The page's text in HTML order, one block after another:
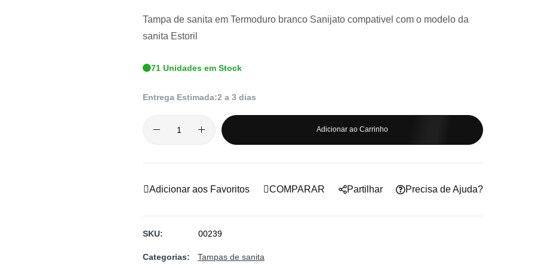
Tampa de sanita em Termoduro branco Sanijato compativel com o modelo da
sanita Estoril
71 Unidades em Stock
Entrega Estimada:2 a 3 dias
Adicionar ao Carrinho
Adicionar aos Favoritos COMPARAR Precisa de Ajuda?
Partilhar
SKU 00239
Categorias: Tampas de sanita